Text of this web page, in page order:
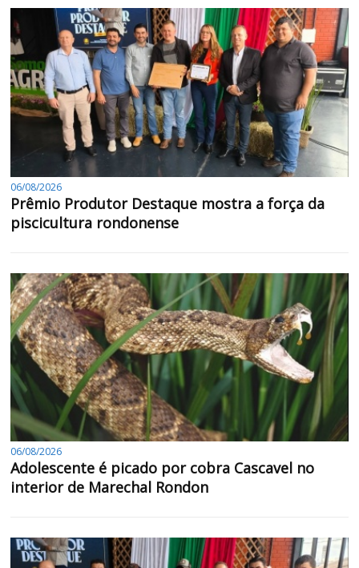
06/08/2026
Prêmio Produtor Destaque mostra a força da
piscicultura rondonense
06/08/2026
Adolescente é picado por cobra Cascavel no
interior de Marechal Rondon